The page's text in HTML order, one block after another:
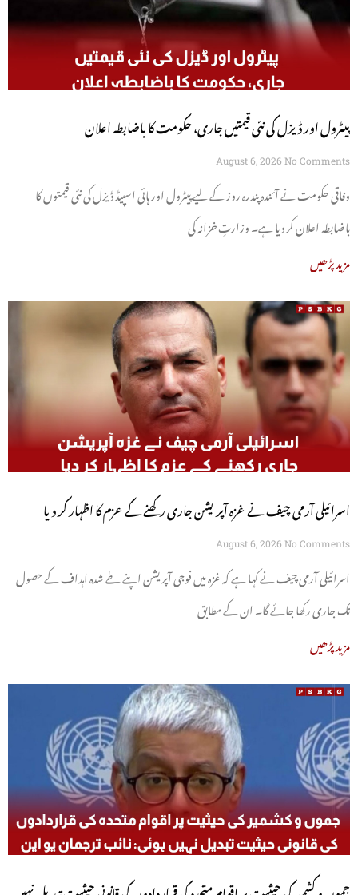
پیٹرول اور ڈیزل کی نئی قیمتیں جاری، حکومت کا باضابطہ اعلان
August 6, 2026 No Comments
وفاقی حکومت نے آئندہ پندرہ روز کے لیے پیٹرول اور ہائی اسپیڈ ڈیزل کی نئی قیمتوں کا
باضابطہ اعلان کر دیا ہے۔ وزارتِ خزانہ کی
مزید پڑھیں
اسرائیلی آرمی چیف نے غزہ آپریشن جاری رکھنے کے عزم کا اظہار کر دیا
August 6, 2026 No Comments
اسرائیلی آرمی چیف نے کہا ہے کہ غزہ میں فوجی آپریشن اپنے طے شدہ اہداف کے حصول
تک جاری رکھا جائے گا۔ ان کے مطابق
مزید پڑھیں